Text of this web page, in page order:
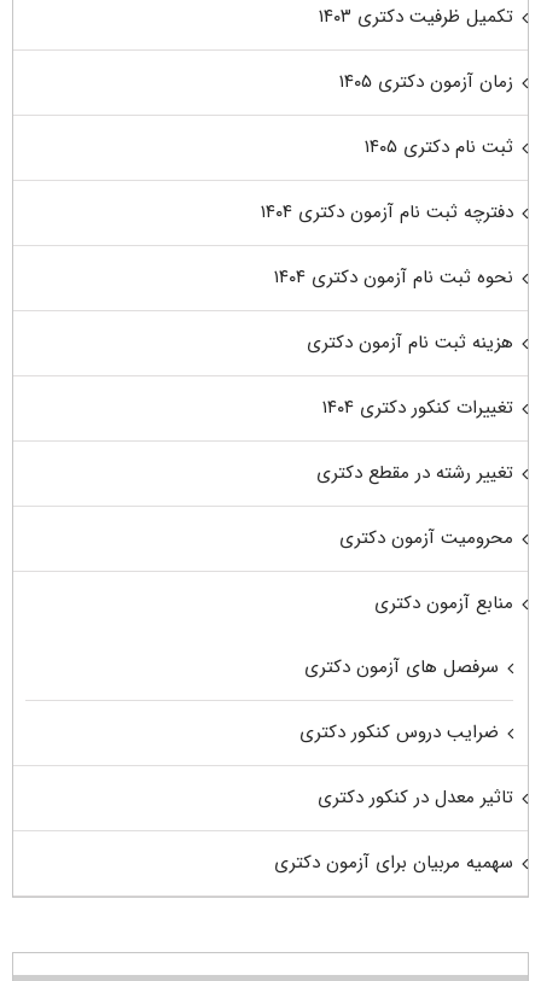
تکمیل ظرفیت دکتری ۱۴۰۳
زمان آزمون دکتری ۱۴۰۵
ثبت نام دکتری ۱۴۰۵
دفترچه ثبت نام آزمون دکتری ۱۴۰۴
نحوه ثبت نام آزمون دکتری ۱۴۰۴
هزینه ثبت نام آزمون دکتری
تغییرات کنکور دکتری ۱۴۰۴
تغییر رشته در مقطع دکتری
محرومیت آزمون دکتری
منابع آزمون دکتری
سرفصل های آزمون دکتری
ضرایب دروس کنکور دکتری
تاثیر معدل در کنکور دکتری
سهمیه مربیان برای آزمون دکتری